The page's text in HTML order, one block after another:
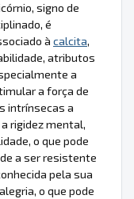
signo de
é
à calcita,
atributos
a
a força de
intrínsecas a
rigidez mental,
o que pode
a ser resistente
pela sua
o que pode